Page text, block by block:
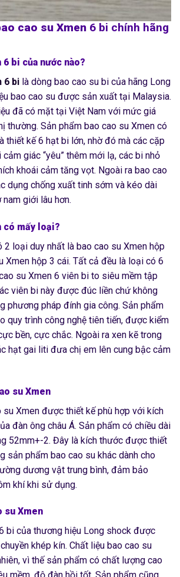
cao su Xmen 6 bi chính hãng
6 bi của nước nào?
6 bi là dòng bao cao su bi của hãng Long
bao cao su được sản xuất tại Malaysia.
đã có mặt tại Việt Nam với mức giá
thường. Sản phẩm bao cao su Xmen có
thiết kế 6 hạt bi lớn, nhờ đó mà các cặp
giác “yêu” thêm mới lạ, các bi nhỏ
khoái cảm tăng vọt. Ngoài ra bao cao
dụng chống xuất tinh sớm và kéo dài
giới lâu hơn.
có mấy loại?
2 loại duy nhất là bao cao su Xmen hộp
Xmen hộp 3 cái. Tất cả đều là loại có 6
su Xmen 6 viên bi to siêu mềm tập
viên bi này được đúc liền chứ không
phương pháp đính gia công. Sản phẩm
quy trình công nghệ tiên tiến, được kiểm
bền, cực chắc. Ngoài ra xen kẽ trong
hạt gai liti đưa chị em lên cung bậc cảm
su Xmen
su Xmen được thiết kế phù hợp với kích
đàn ông châu Á. Sản phẩm có chiều dài
52mm+-2. Đây là kích thước được thiết
sản phẩm bao cao su khác dành cho
dương vật trung bình, đảm bảo
khí khi sử dụng.
su Xmen
bi của thương hiệu Long shock được
khép kín. Chất liệu bao cao su
vì thế sản phẩm có chất lượng cao